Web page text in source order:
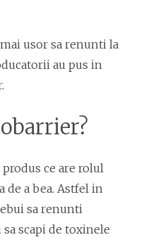
usor sa renunti la
au pus in
ce are rolul
de a bea. Astfel in
sa renunti
scapi de toxinele